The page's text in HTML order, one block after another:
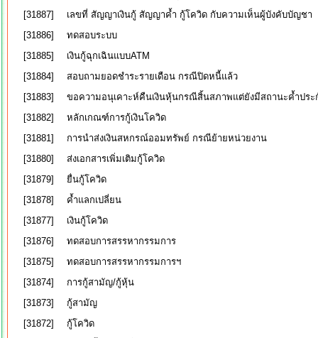
[31887]
เลขที่ สัญญาเงินกู้ สัญญาค้ำ กู้โควิด กับความเห็นผู้บังคับบัญชา
[31886]
ทดสอบระบบ
[31885]
เงินกู้ฉุกเฉินแบบATM
[31884]
สอบถามยอดชำระรายเดือน กรณีปิดหนี้แล้ว
[31883]
ขอความอนุเคาะห์คืนเงินหุ้นกรณีสิ้นสภาพแต่ยังมีสถานะค้ำประ
[31882]
หลักเกณฑ์การกู้เงินโควิด
[31881]
การนำส่งเงินสหกรณ์ออมทรัพย์ กรณีย้ายหน่วยงาน
[31880]
ส่งเอกสารเพิ่มเติมกู้โควิด
[31879]
ยื่นกู้โควิด
[31878]
ค้ำแลกเปลี่ยน
[31877]
เงินกู้โควิด
[31876]
ทดสอบการสรรหากรรมการ
[31875]
ทดสอบการสรรหากรรมการฯ
[31874]
การกู้สามัญ/กู้หุ้น
[31873]
กู้สามัญ
[31872]
กู้โควิด